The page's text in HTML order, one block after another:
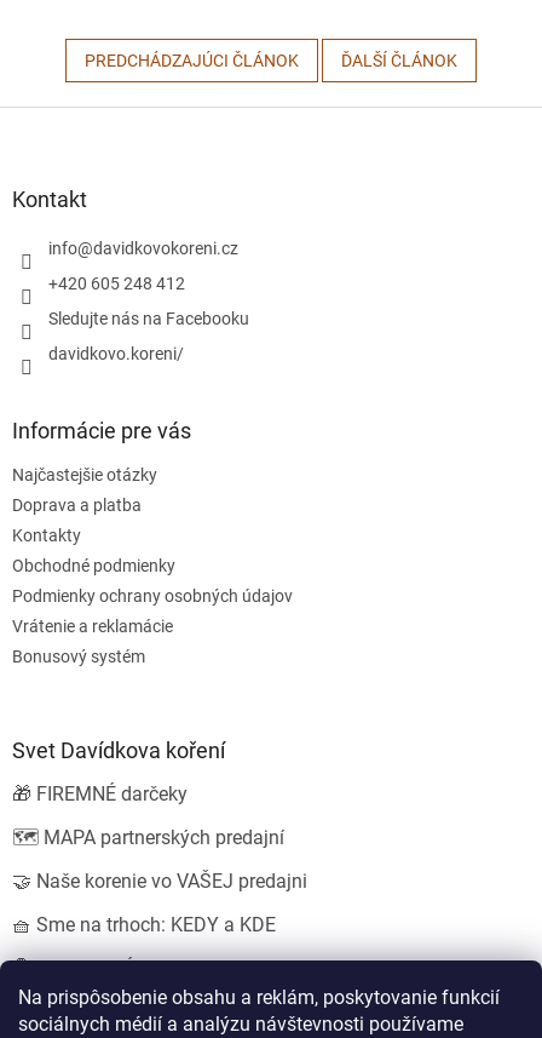
Na prispôsobenie obsahu a reklám, poskytovanie funkcií
sociálnych médií a analýzu návštevnosti používame
PREDCHÁDZAJÚCI ČLÁNOK ĎALŠÍ ČLÁNOK
Kontakt
info@davidkovokoreni.cz
+420 605 248 412
Sledujte nás na Facebooku
davidkovo.koreni/
Informácie pre vás
Najčastejšie otázky
Doprava a platba
Kontakty
Obchodné podmienky
Podmienky ochrany osobných údajov
Vrátenie a reklamácie
Bonusový systém
Svet Davídkova koření
🎁 FIREMNÉ darčeky
🗺️ MAPA partnerských predajní
🤝 Naše korenie vo VAŠEJ predajni
🧺 Sme na trhoch: KEDY a KDE